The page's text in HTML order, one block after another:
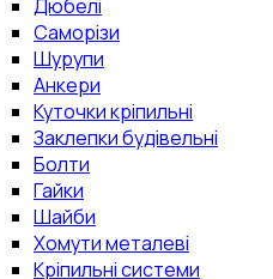
Дюбелі
Саморізи
Шурупи
Анкери
Куточки кріпильні
Заклепки будівельні
Болти
Гайки
Шайби
Хомути металеві
Кріпильні системи